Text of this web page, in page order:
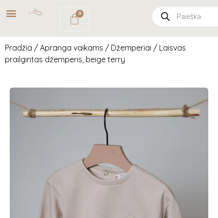
NEMOKAMAS
PRISTATYMAS
PAŠTOMATU
UŽSAKYMAMS NUO
0
Pradžia / Apranga vaikams / Džemperiai / Laisvas
prailgintas džemperis, beige terry